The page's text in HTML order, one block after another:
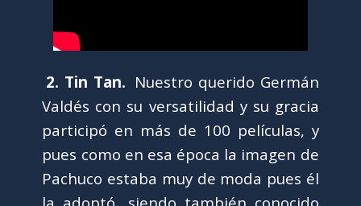
2. Tin Tan. Nuestro querido Germán
Valdés con su versatilidad y su gracia
participó en más de 100 películas, y
pues como en esa época la imagen de
Pachuco estaba muy de moda pues él